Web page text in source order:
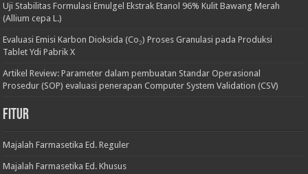
Uji Stabilitas Formulasi Emulgel Ekstrak Etanol 96% Kulit Bawang Merah
(Allium cepa L.)
Evaluasi Emisi Karbon Dioksida (Co₂) Proses Granulasi pada Produksi
Tablet Ydi Pabrik X
Artikel Review: Parameter dalam pembuatan Standar Operasional
Prosedur (SOP) evaluasi penerapan Computer System Validation (CSV)
Fitur
Majalah Farmasetika Ed. Reguler
Majalah Farmasetika Ed. Khusus